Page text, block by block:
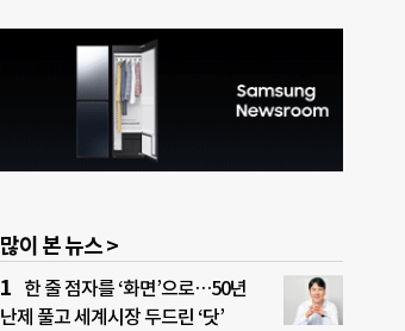
많이 본 뉴스 >
한 줄 점자를 ‘화면’으로…50년
난제 풀고 세계시장 두드린 ‘닷’